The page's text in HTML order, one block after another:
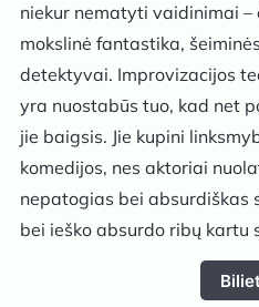
niekur nematyti vaidinimai –
mokslinė fantastika,
detektyvai. Improvizacijos
yra nuostabūs tuo, kad net
jie baigsis. Jie kupini
komedijos, nes aktoriai
nepatogias bei absurdiškas
bei ieško absurdo ribų kartu